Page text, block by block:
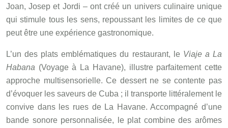
Joan, Josep et Jordi – ont créé un univers culinaire unique
qui stimule tous les sens, repoussant les limites de ce que
peut être une expérience gastronomique.
L’un des plats emblématiques du restaurant, le Viaje a La
Habana (Voyage à La Havane), illustre parfaitement cette
approche multisensorielle. Ce dessert ne se contente pas
d’évoquer les saveurs de Cuba ; il transporte littéralement le
convive dans les rues de La Havane. Accompagné d’une
bande sonore personnalisée, le plat combine des arômes